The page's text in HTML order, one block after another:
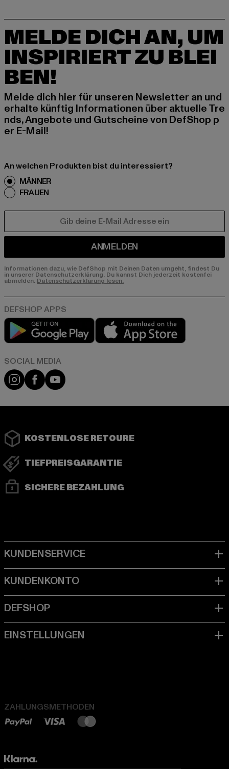
MELDE DICH AN, UM
INSPIRIERT ZU BLEI
BEN!
Melde dich hier für unseren Newsletter an und
erhalte künftig Informationen über aktuelle Tre
nds, Angebote und Gutscheine von DefShop p
er E-Mail!
An welchen Produkten bist du interessiert?
MÄNNER
FRAUEN
ANMELDEN
Informationen dazu, wie DefShop mit Deinen Daten umgeht, findest Du
in unserer Datenschutzerklärung. Du kannst Dich jederzeit kostenfei
abmelden. Datenschutzerklärung lesen.
Play market
Instagram
FacebookYouTube
KOSTENLOSE RETOURE
TIEFPREISGARANTIE
SICHERE BEZAHLUNG
ZAHLUNGSMETHODEN